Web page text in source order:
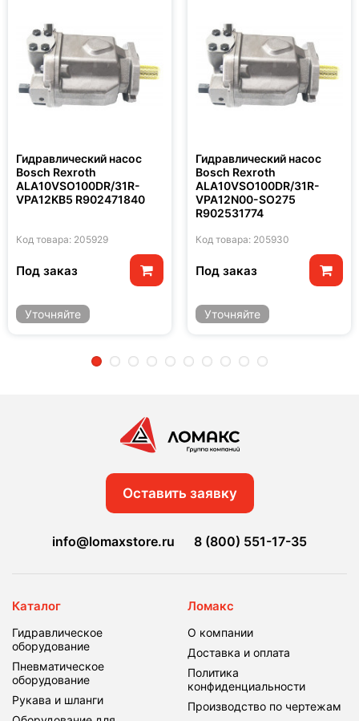
Гидравлический насос
Bosch Rexroth
ALA10VSO100DR/31R-
VPA12KB5 R902471840
Код товара: 205929
Под заказ
Уточняйте
Гидравлический насос
Bosch Rexroth
ALA10VSO100DR/31R-
VPA12N00-SO275
R902531774
Код товара: 205930
Под заказ
Уточняйте
Оставить заявку
info@lomaxstore.ru 8 (800) 551-17-35
Каталог
Гидравлическое
оборудование
Пневматическое
оборудование
Рукава и шланги
Ломакс
О компании
Доставка и оплата
Политика
конфиденциальности
Производство по чертежам